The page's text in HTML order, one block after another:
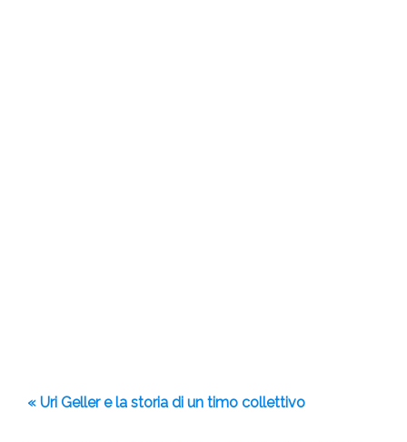
« Uri Geller e la storia di un timo collettivo